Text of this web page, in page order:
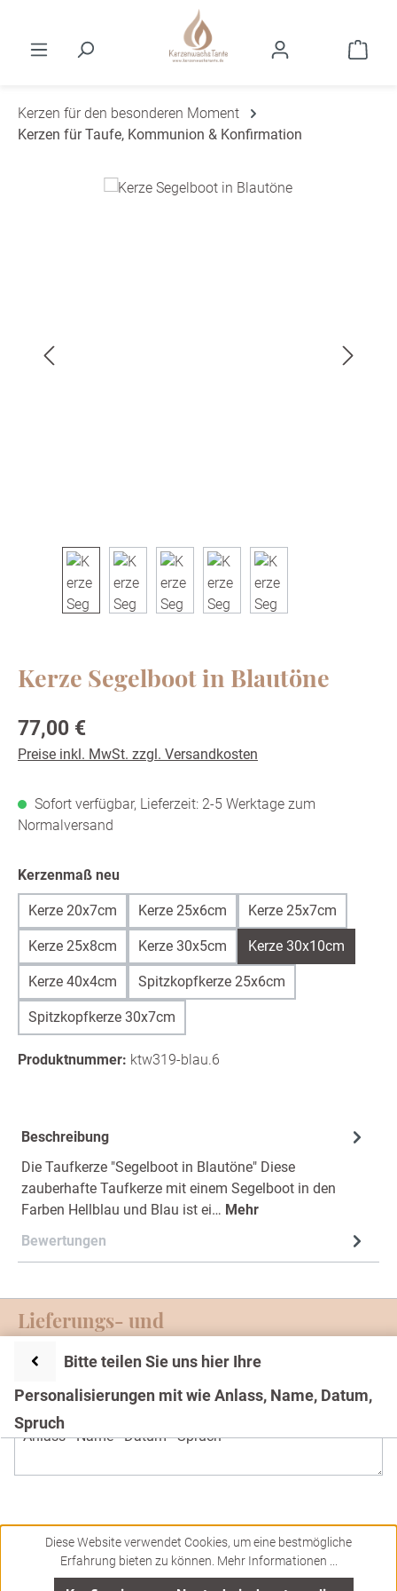
Kerzen für den besonderen Moment
Kerzen für Taufe, Kommunion & Konfirmation
Bildergalerie überspringen
Kerze Segelboot in Blautöne
Regulärer Preis:
77,00 €
Preise inkl. MwSt. zzgl. Versandkosten
Sofort verfügbar, Lieferzeit: 2-5 Werktage zum
Normalversand
Kerzenmaß neu
Kerze 20x7cm Kerze 25x6cm Kerze 25x7cm
Kerze 25x8cm Kerze 30x5cm Kerze 30x10cm
Kerze 40x4cm Spitzkopfkerze 25x6cm
Spitzkopfkerze 30x7cm
Bitte teilen Sie uns hier Ihre
Personalisierungen mit wie Anlass, Name, Datum,
Spruch
Text
Produktnummer: ktw319-blau.6
Beschreibung
Die Taufkerze "Segelboot in Blautöne" Diese
zauberhafte Taufkerze mit einem Segelboot in den
Farben Hellblau und Blau ist ei… Mehr
Bewertungen
Service-Hotline
Lieferungs- und
Zahlungsmöglichkeiten
Impressum und Datenschutz
* Alle Preise inkl. gesetzl. Mehrwertsteuer zzgl.
Diese Website verwendet Cookies, um eine bestmögliche
Erfahrung bieten zu können. Mehr Informationen ...